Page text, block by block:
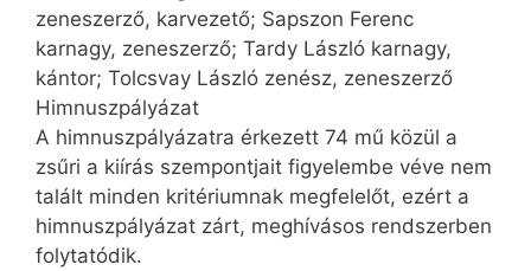
zeneszerző, karvezető; Sapszon Ferenc
karnagy, zeneszerző; Tardy László karnagy,
kántor; Tolcsvay László zenész, zeneszerző
Himnuszpályázat
A himnuszpályázatra érkezett 74 mű közül a
zsűri a kiírás szempontjait figyelembe véve nem
talált minden kritériumnak megfelelőt, ezért a
himnuszpályázat zárt, meghívásos rendszerben
folytatódik.